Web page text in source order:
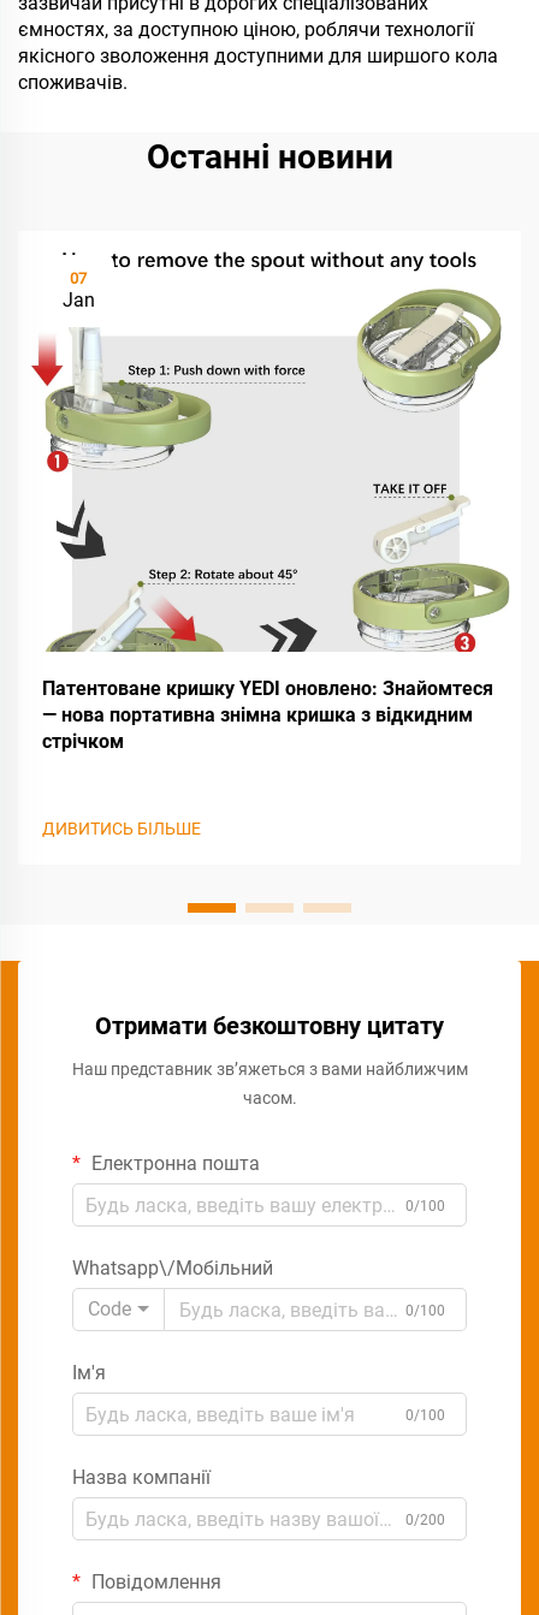
ємностях, за доступною ціною, роблячи технології
якісного зволоження доступними для ширшого кола
споживачів.
Останні новини
07
Jan
Патентоване кришку YEDI оновлено: Знайомтеся
— нова портативна знімна кришка з відкидним
стрічком
ДИВИТИСЬ БІЛЬШЕ
Отримати безкоштовну цитату
Наш представник зв’яжеться з вами найближчим
часом.
Електронна пошта
0/100
Whatsapp\/Мобільний
Code
0/100
Ім'я
0/100
Назва компанії
0/200
Повідомлення